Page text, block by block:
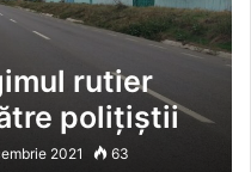
rutier
polițiștii
2021 63